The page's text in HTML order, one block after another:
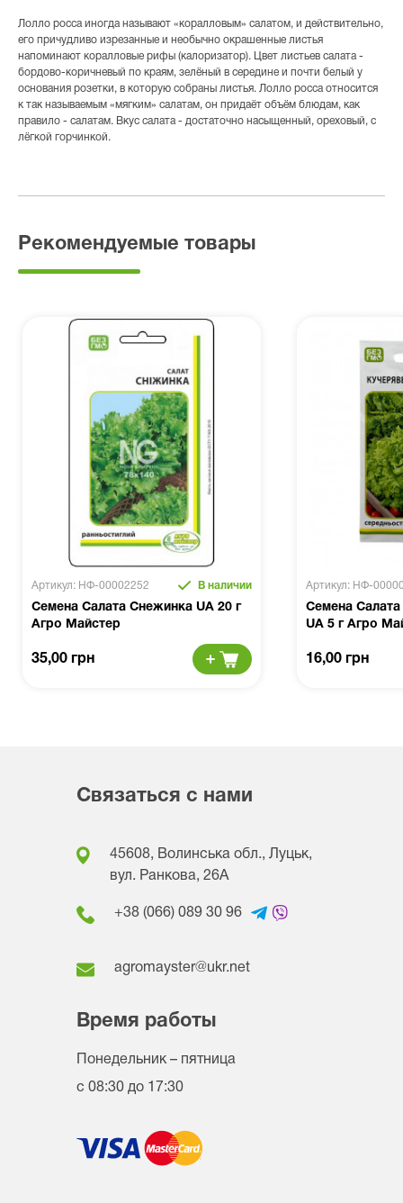
Лолло росса иногда называют «коралловым» салатом, и действительно,
его причудливо изрезанные и необычно окрашенные листья
напоминают коралловые рифы (калоризатор). Цвет листьев салата -
бордово-коричневый по краям, зелёный в середине и почти белый у
основания розетки, в которую собраны листья. Лолло росса относится
к так называемым «мягким» салатам, он придаёт объём блюдам, как
правило - салатам. Вкус салата - достаточно насыщенный, ореховый, с
лёгкой горчинкой.
Рекомендуемые товары
Артикул: НФ-00002252 В наличии
Семена Салата Снежинка UA 20 г
Агро Майстер
35,00 грн
Артикул: НФ-
Семена
UA 5 г Агро
16,00 грн
Связаться с нами
45608, Волинська обл., Луцьк,
вул. Ранкова, 26A
+38 (066) 089 30 96
agromayster@ukr.net
Время работы
Понедельник – пятница
с 08:30 до 17:30